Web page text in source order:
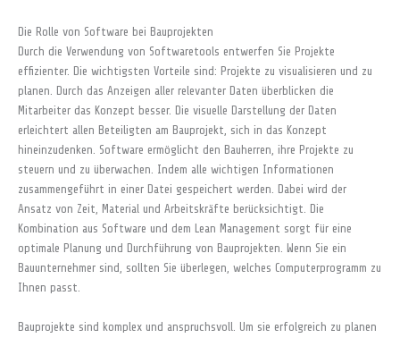
Die Rolle von Software bei Bauprojekten
Durch die Verwendung von Softwaretools entwerfen Sie Projekte
effizienter. Die wichtigsten Vorteile sind: Projekte zu visualisieren und zu
planen. Durch das Anzeigen aller relevanter Daten überblicken die
Mitarbeiter das Konzept besser. Die visuelle Darstellung der Daten
erleichtert allen Beteiligten am Bauprojekt, sich in das Konzept
hineinzudenken. Software ermöglicht den Bauherren, ihre Projekte zu
steuern und zu überwachen. Indem alle wichtigen Informationen
zusammengeführt in einer Datei gespeichert werden. Dabei wird der
Ansatz von Zeit, Material und Arbeitskräfte berücksichtigt. Die
Kombination aus Software und dem Lean Management sorgt für eine
optimale Planung und Durchführung von Bauprojekten. Wenn Sie ein
Bauunternehmer sind, sollten Sie überlegen, welches Computerprogramm zu
Ihnen passt.
Bauprojekte sind komplex und anspruchsvoll. Um sie erfolgreich zu planen